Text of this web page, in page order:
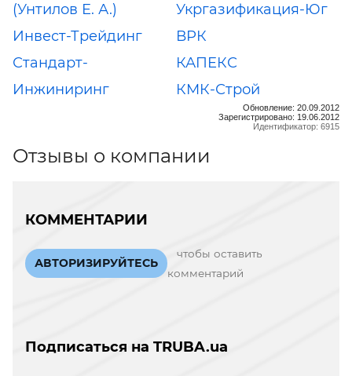
(Унтилов Е. А.)
Укргазификация-Юг
Инвест-Трейдинг
ВРК
Стандарт-
Инжиниринг
КАПЕКС
КМК-Строй
Обновление: 20.09.2012
Зарегистрировано: 19.06.2012
Идентификатор: 6915
Отзывы о компании
КОММЕНТАРИИ
АВТОРИЗИРУЙТЕСЬ
чтобы оставить
комментарий
Подписаться на TRUBA.ua